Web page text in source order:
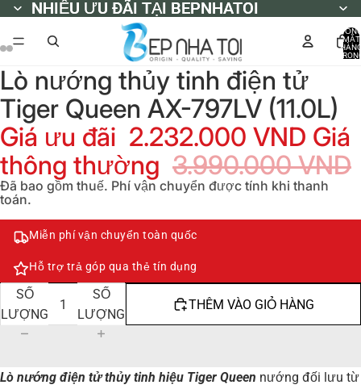
NHIỀU ƯU ĐÃI TẠI BEPNHATOI
NHIỀU ƯU ĐÃI TẠI BEPNHATOI
MẶT
Lò nướng thủy tinh điện tử
Tiger Queen AX-797LV (11.0L)
Giá ưu đãi 2.232.000 VND Giá
thông thường 3.990.000 VND
Đã bao gồm thuế. Phí vận chuyển được tính khi thanh
toán.
Miễn phí vận chuyển toàn quốc
Hỗ trợ trả góp qua thẻ tín dụng
GIẢM
SỐ
LƯỢNG
TĂNG
SỐ
LƯỢNG
THÊM VÀO GIỎ HÀNG
Lò nướng điện tử thủy tinh hiệu Tiger Queen nướng đối lưu từ